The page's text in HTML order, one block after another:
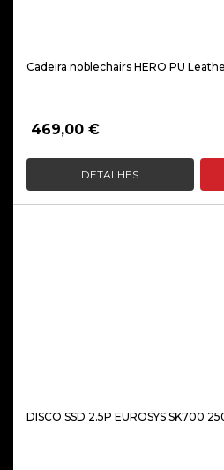
Cadeira noblechairs HERO PU
469,00 €
DETALHES
DISCO SSD 2.5P EUROSYS SK700